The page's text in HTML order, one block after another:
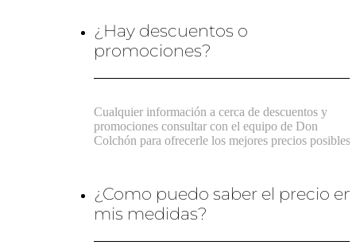
¿Hay descuentos o
promociones?
Cualquier información a cerca de descuentos y
promociones consultar con el equipo de Don
Colchón para ofrecerle los mejores precios posibles.
¿Como puedo saber el precio en
mis medidas?